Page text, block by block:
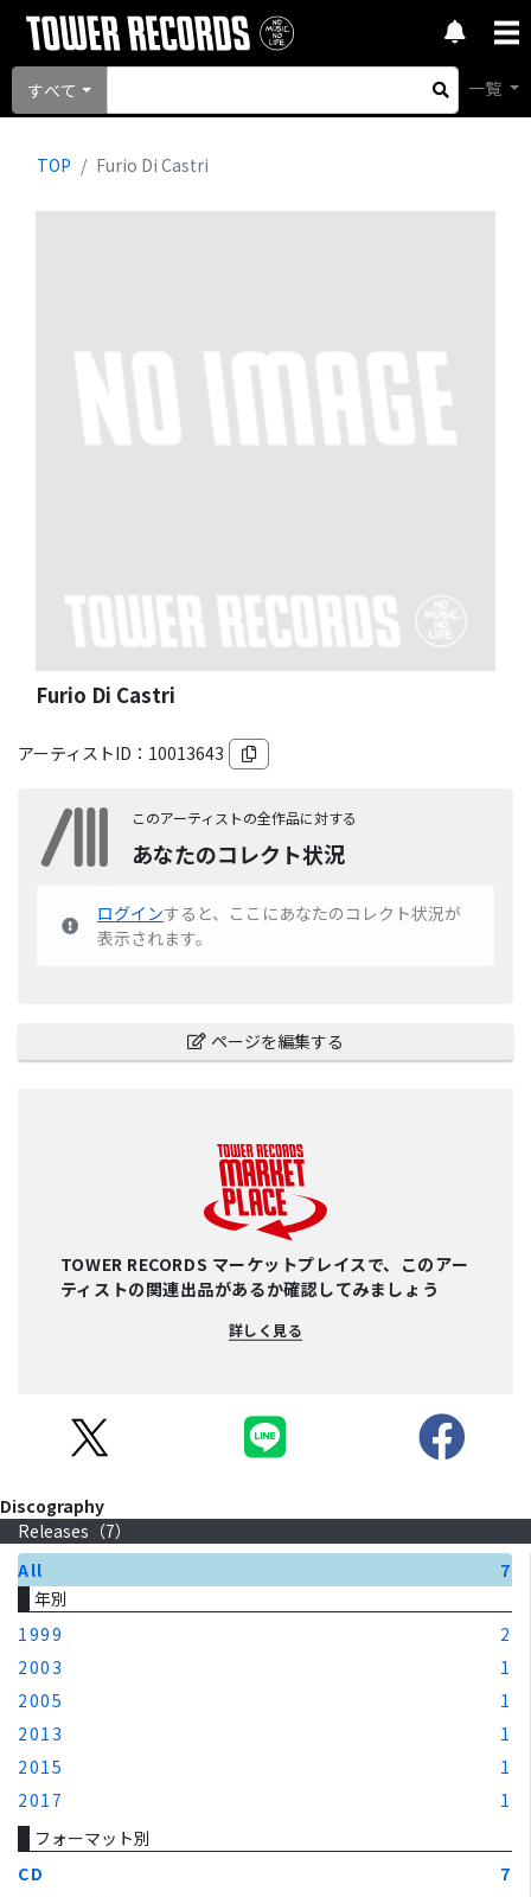
すべて 一覧
TOP Furio Di Castri
Furio Di Castri
アーティストID： 10013643
このアーティストの全作品に対する
あなたのコレクト状況
ログインすると、ここにあなたのコレクト状況が
表示されます。
ページを編集する
TOWER RECORDS マーケットプレイスで、このアー
ティストの関連出品があるか確認してみましょう
詳しく見る
Discography
Releases（7）
All
7
年別
1999
2
2003
1
2005
1
2013
1
2015
1
2017
1
フォーマット別
CD
7